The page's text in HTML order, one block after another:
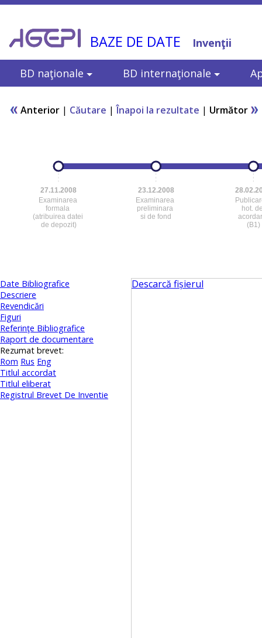
BAZE DE DATE Invenţii
BD naţionale BD internaţionale
Anterior | Căutare |Înapoi la rezultate | Următor
27.11.2008
Examinarea
formala
(atribuirea datei
de depozit)
23.12.2008
Examinarea
preliminara
si de fond
hot.
(B1)
Date Bibliografice
Descriere
Revendicări
Figuri
Referinţe Bibliografice
Raport de documentare
Rezumat brevet:
Rom Rus Eng
Titlul accordat
Titlul eliberat
Registrul Brevet De Inventie
Descarcă fișierul